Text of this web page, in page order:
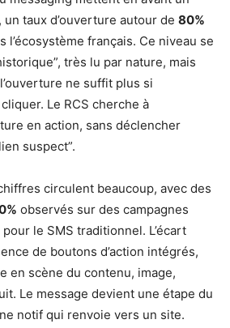
taux d’ouverture autour de 80%
l’écosystème français. Ce niveau se
très lu par nature, mais
ne suffit plus si
cliquer. Le RCS cherche à
en action, sans déclencher
suspect”.
circulent beaucoup, avec des
observés sur des campagnes
pour le SMS traditionnel. L’écart
de boutons d’action intégrés,
en scène du contenu, image,
Le message devient une étape du
notif qui renvoie vers un site.